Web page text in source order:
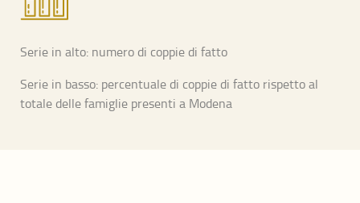
Serie in alto: numero di coppie di fatto
Serie in basso: percentuale di coppie di fatto rispetto al
totale delle famiglie presenti a Modena